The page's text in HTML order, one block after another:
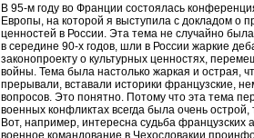
В 95-м году во Франции состоялась
Европы, на которой я выступила с докладом о
ценностей в России. Эта тема не случайно
в середине 90-х годов, шли в России жаркие
законопроекту о культурных ценностях,
войны. Тема была настолько жаркая и острая,
прерывали, вставали историки французские,
вопросов. Это понятно. Потому что эта тема
военных конфликтах всегда была очень
Вот, например, интересна судьба французских
военное командование в Чехословакии